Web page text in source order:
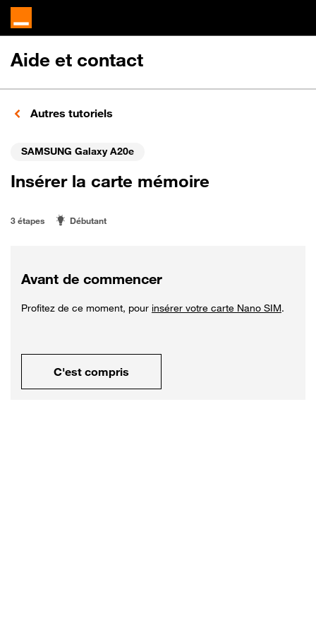
Aide et contact
Autres tutoriels
SAMSUNG Galaxy A20e
Insérer la carte mémoire
3 étapes Débutant
Avant de commencer
Profitez de ce moment, pour insérer votre carte Nano SIM.
C'est compris